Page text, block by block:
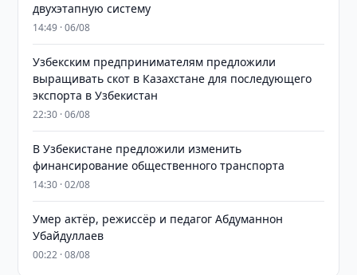
двухэтапную систему
14:49 · 06/08
Узбекским предпринимателям предложили
выращивать скот в Казахстане для последующего
экспорта в Узбекистан
22:30 · 06/08
В Узбекистане предложили изменить
финансирование общественного транспорта
14:30 · 02/08
Умер актёр, режиссёр и педагог Абдуманнон
Убайдуллаев
00:22 · 08/08